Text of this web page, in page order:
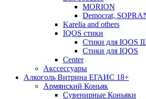
MORION
Democrat,
Karelia and others
IQOS стики
Стики для IQOS
Стики для IQOS
Сenter
Акссессуары
Алкоголь Витрина ЕГАИС 18+
Армянский Коньяк
Сувенирные Коньяки